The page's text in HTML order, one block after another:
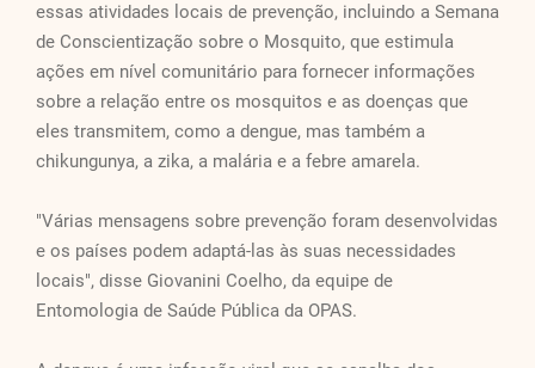
essas atividades locais de prevenção, incluindo a Semana
de Conscientização sobre o Mosquito, que estimula
ações em nível comunitário para fornecer informações
sobre a relação entre os mosquitos e as doenças que
eles transmitem, como a dengue, mas também a
chikungunya, a zika, a malária e a febre amarela.
"Várias mensagens sobre prevenção foram desenvolvidas
e os países podem adaptá-las às suas necessidades
locais", disse Giovanini Coelho, da equipe de
Entomologia de Saúde Pública da OPAS.